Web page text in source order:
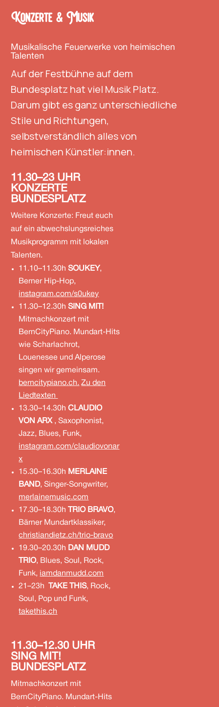
Konzerte & Musik
Musikalische Feuerwerke von heimischen
Talenten
Auf der Festbühne auf dem
Bundesplatz hat viel Musik Platz.
Darum gibt es ganz unterschiedliche
Stile und Richtungen,
selbstverständlich alles von
heimischen Künstler:innen.
11.30–23 UHR
KONZERTE
BUNDESPLATZ
Weitere Konzerte: Freut euch
auf ein abwechslungsreiches
Musikprogramm mit lokalen
Talenten.
11.10–11.30hSOUKEY,
Berner Hip-Hop,
instagram.com/s0ukey
11.30–12.30hSING MIT!
Mitmachkonzert mit
BernCityPiano. Mundart-Hits
wie Scharlachrot,
Louenesee und Alperose
singen wir gemeinsam.
berncitypiano.ch. Zu den
Liedtexten
13.30–14.30hCLAUDIO
VON ARX , Saxophonist,
Jazz, Blues, Funk,
instagram.com/claudiovonar
x
15.30–16.30h MERLAINE
BAND, Singer-Songwriter,
merlainemusic.com
17.30–18.30h
TRIO BRAVO,
Bärner Mundartklassiker,
christiandietz.ch/trio-bravo
19.30–20.30h DAN MUDD
TRIO, Blues, Soul, Rock,
Funk, iamdanmudd.com
21–23h
TAKE THIS, Rock,
Soul, Pop und Funk,
takethis.ch
11.30–12.30 UHR
SING MIT!
BUNDESPLATZ
Mitmachkonzert mit
BernCityPiano. Mundart-Hits